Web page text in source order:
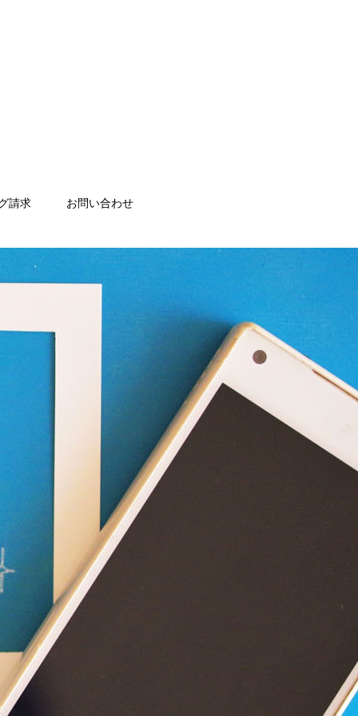
請求 お問い合わせ